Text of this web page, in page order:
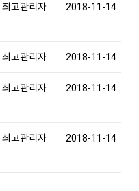
최고관리자 2018-11-14
최고관리자 2018-11-14
최고관리자 2018-11-14
최고관리자 2018-11-14